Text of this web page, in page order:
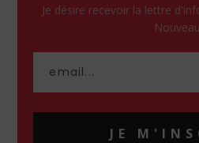
Je désire recevoir la lettre
Nouveau
JE